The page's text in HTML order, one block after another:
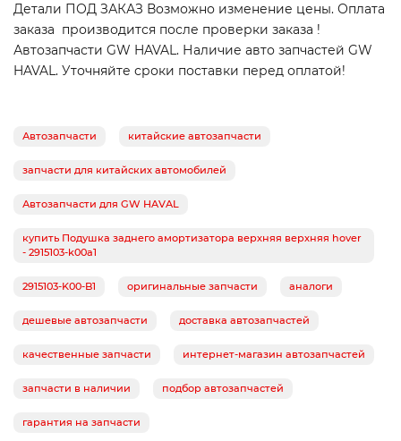
Детали ПОД ЗАКАЗ Возможно изменение цены. Оплата
заказа производится после проверки заказа !
Автозапчасти GW HAVAL. Наличие авто запчастей GW
HAVAL. Уточняйте сроки поставки перед оплатой!
Автозапчасти китайские автозапчасти
запчасти для китайских автомобилей
Автозапчасти для GW HAVAL
купить Подушка заднего амортизатора верхняя верхняя hover
- 2915103-k00a1
2915103-K00-B1 оригинальные запчасти аналоги
дешевые автозапчасти доставка автозапчастей
качественные запчасти интернет-магазин автозапчастей
запчасти в наличии подбор автозапчастей
гарантия на запчасти